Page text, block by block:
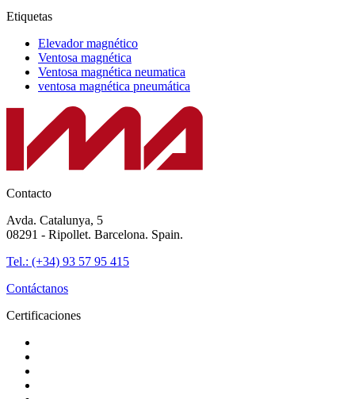
Etiquetas
Elevador magnético
Ventosa magnética
Ventosa magnética neumatica
ventosa magnética pneumática
Contacto
Avda. Catalunya, 5
08291 - Ripollet. Barcelona. Spain.
Tel.: (+34) 93 57 95 415
Contáctanos
Certificaciones